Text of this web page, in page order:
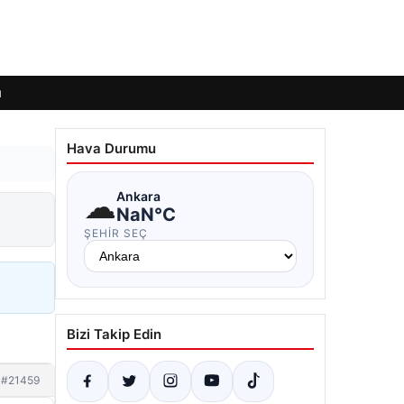
#21459
Hava Durumu
☁Ankara
NaN°C
ŞEHIR SEÇ
Bizi Takip Edin